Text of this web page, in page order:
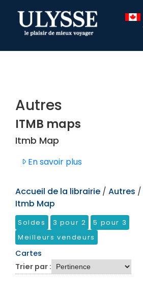
TEST
Autres
ITMB maps
Itmb Map
En savoir plus
Accueil de la librairie / Autres /
Itmb Map
Soldes 3 pour 2
5 pour 3
Meilleurs vendeurs
Cartes
Trier par :